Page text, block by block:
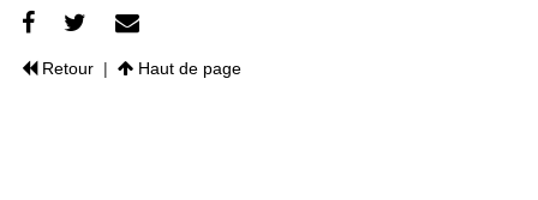
Retour| Haut de page